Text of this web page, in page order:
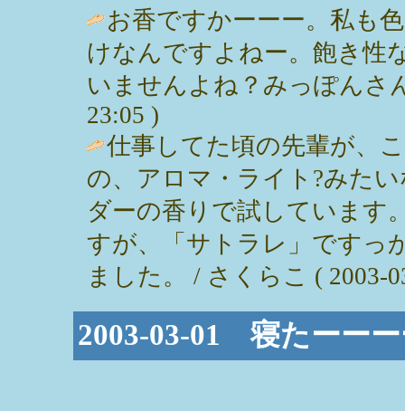
お香ですかーーー。私も
けなんですよねー。飽き性
いませんよね？みっぽんさ
23:05 )
仕事してた頃の先輩が、
の、アロマ・ライト?みた
ダーの香りで試しています
すが、「サトラレ」ですっ
ました。 / さくらこ ( 2003-
2003-03-01 寝たーー